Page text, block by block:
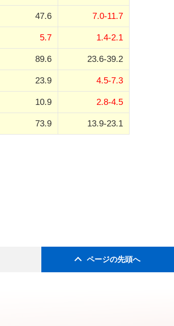
47.6 7.0-11.7
5.7 1.4-2.1
89.6 23.6-39.2
23.9 4.5-7.3
10.9 2.8-4.5
73.9 13.9-23.1
ページの先頭へ